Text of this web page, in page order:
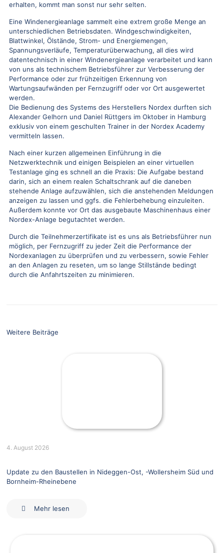
erhalten, kommt man sonst nur sehr selten.
Eine Windenergieanlage sammelt eine extrem große Menge an
unterschiedlichen Betriebsdaten. Windgeschwindigkeiten,
Blattwinkel, Ölstände, Strom- und Energiemengen,
Spannungsverläufe, Temperaturüberwachung, all dies wird
datentechnisch in einer Windenergieanlage verarbeitet und kann
von uns als technischem Betriebsführer zur Verbesserung der
Performance oder zur frühzeitigen Erkennung von
Wartungsaufwänden per Fernzugriff oder vor Ort ausgewertet
werden.
Die Bedienung des Systems des Herstellers Nordex durften sich
Alexander Gelhorn und Daniel Rüttgers im Oktober in Hamburg
exklusiv von einem geschulten Trainer in der Nordex Academy
vermitteln lassen.
Nach einer kurzen allgemeinen Einführung in die
Netzwerktechnik und einigen Beispielen an einer virtuellen
Testanlage ging es schnell an die Praxis: Die Aufgabe bestand
darin, sich an einem realen Schaltschrank auf die daneben
stehende Anlage aufzuwählen, sich die anstehenden Meldungen
anzeigen zu lassen und ggfs. die Fehlerbehebung einzuleiten.
Außerdem konnte vor Ort das ausgebaute Maschinenhaus einer
Nordex-Anlage begutachtet werden.
Durch die Teilnehmerzertifikate ist es uns als Betriebsführer nun
möglich, per Fernzugriff zu jeder Zeit die Performance der
Nordexanlagen zu überprüfen und zu verbessern, sowie Fehler
an den Anlagen zu reseten, um so lange Stillstände bedingt
durch die Anfahrtszeiten zu minimieren.
Weitere Beiträge
4. August 2026
Update zu den Baustellen in Nideggen-Ost, -Wollersheim Süd und
Bornheim-Rheinebene
Mehr lesen